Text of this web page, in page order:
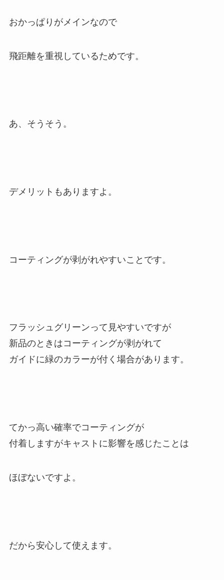
おかっぱりがメインなので
飛距離を重視しているためです。
あ、そうそう。
デメリットもありますよ。
コーティングが剥がれやすいことです。
フラッシュグリーンって見やすいですが
新品のときはコーティングが剥がれて
ガイドに緑のカラーが付く場合があります。
てかっ高い確率でコーティングが
付着しますがキャストに影響を感じたことは
ほぼないですよ。
だから安心して使えます。